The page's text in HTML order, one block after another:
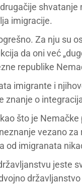
imigracije.
Za nju su
da oni već
republike
imigrante i
znanje o
što je
vezano
od imigranata
jeste